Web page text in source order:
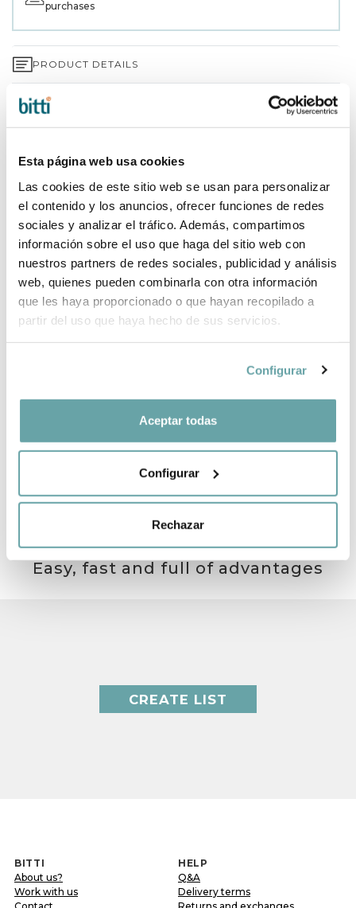
Esta página web usa cookies
Las cookies de este sitio web se usan para personalizar
el contenido y los anuncios, ofrecer funciones de redes
sociales y analizar el tráfico. Además, compartimos
información sobre el uso que haga del sitio web con
nuestros partners de redes sociales, publicidad y análisis
web, quienes pueden combinarla con otra información
que les haya proporcionado o que hayan recopilado a
partir del uso que haya hecho de sus servicios.
Configurar
Aceptar todas
Configurar
Rechazar
purchases
PRODUCT DETAILS
3-YEAR WARRANTY*
BRAND INFORMATION
SHARE
CREATE YOUR BABY LIST
Easy, fast and full of advantages
CREATE LIST
BITTI
About us?
Work with us
HELP
Q&A
Delivery terms